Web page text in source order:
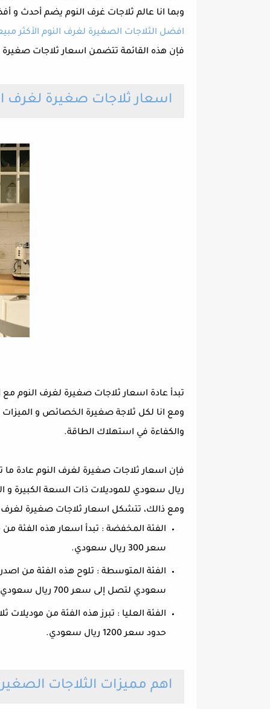
وبما انا عالم ثلاجات غرف النوم يضم أحدث و
افضل الثلاجات الصغيرة لغرف النوم الأكثر
فإن هذه القائمة تتضمن اسعار ثلاجات صغيرة
اسعار ثلاجات صغيرة لغرف
تبدأ عادة اسعار ثلاجات صغيرة لغرف النوم
ومع انا لكل ثلاجة صغيرة الخصائص و
والكفاءة في استهلاك الطاقة.
ريال سعودي للموديلات ذات السعة الكبيرة
ومع ذالك، تتشكل اسعار ثلاجات صغيرة لغرف
سعر 300 ريال سعودي.
سعودي لتصل إلى سعر 700 ريال سعودي.
حدود سعر 1200 ريال سعودي.
اهم مميزات الثلاجات